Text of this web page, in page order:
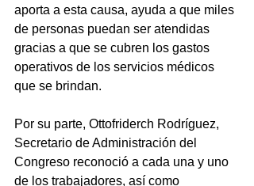
aporta a esta causa, ayuda a que miles
de personas puedan ser atendidas
gracias a que se cubren los gastos
operativos de los servicios médicos
que se brindan.
Por su parte, Ottofriderch Rodríguez,
Secretario de Administración del
Congreso reconoció a cada una y uno
de los trabajadores, así como